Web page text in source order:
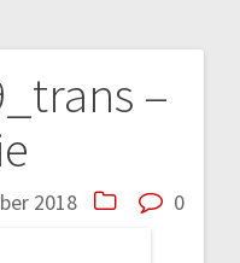
–
2018 0